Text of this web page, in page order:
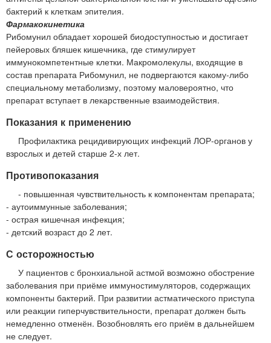
бактерий к клеткам эпителия.
Фармакокинетика
Рибомунил обладает хорошей биодоступностью и достигает
пейеровых бляшек кишечника, где стимулирует
иммунокомпетентные клетки. Макромолекулы, входящие в
состав препарата Рибомунил, не подвергаются какому-либо
специальному метаболизму, поэтому маловероятно, что
препарат вступает в лекарственные взаимодействия.
Показания к применению
Профилактика рецидивирующих инфекций ЛОР-органов у
взрослых и детей старше 2-х лет.
Противопоказания
- повышенная чувствительность к компонентам препарата;
- аутоиммунные заболевания;
- острая кишечная инфекция;
- детский возраст до 2 лет.
С осторожностью
У пациентов с бронхиальной астмой возможно обострение
заболевания при приёме иммуностимуляторов, содержащих
компоненты бактерий. При развитии астматического приступа
или реакции гиперчувствительности, препарат должен быть
немедленно отменён. Возобновлять его приём в дальнейшем
не следует.